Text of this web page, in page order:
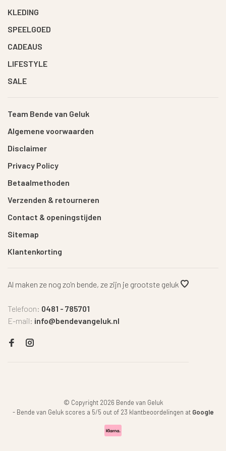
KLEDING
SPEELGOED
CADEAUS
LIFESTYLE
SALE
Team Bende van Geluk
Algemene voorwaarden
Disclaimer
Privacy Policy
Betaalmethoden
Verzenden & retourneren
Contact & openingstijden
Sitemap
Klantenkorting
Al maken ze nog zo'n bende, ze zijn je grootste geluk
Telefoon: 0481 - 785701
E-mail: info@bendevangeluk.nl
© Copyright 2026 Bende van Geluk
- Bende van Geluk scores a 5/5 out of 23 klantbeoordelingen at Google